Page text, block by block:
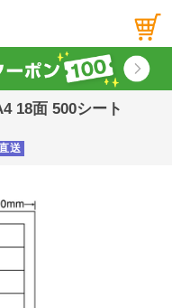
18面 500シート
送